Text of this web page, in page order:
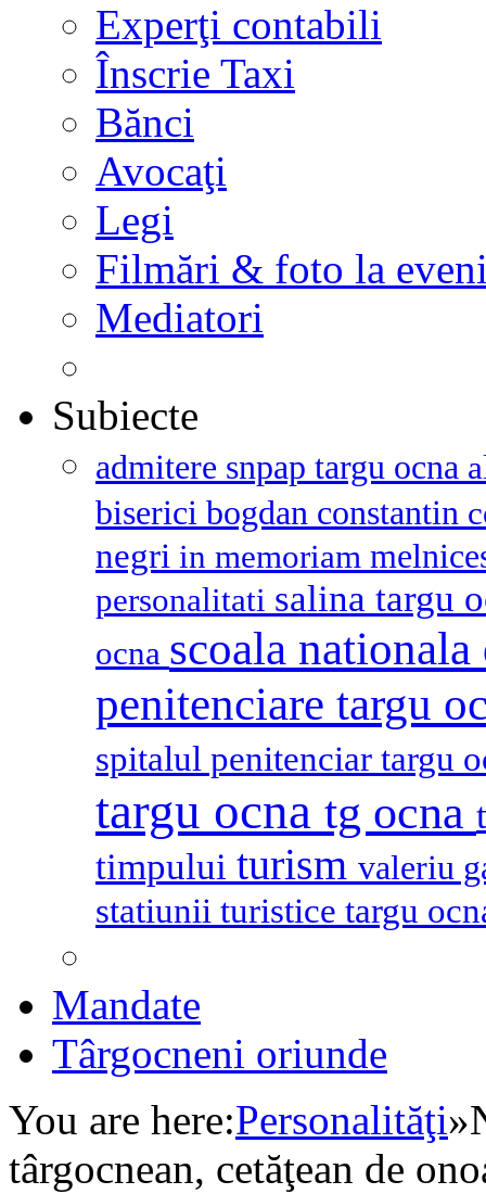
Experţi contabili
Înscrie Taxi
Bănci
Avocaţi
Legi
Filmări & foto la
Mediatori
Subiecte
admitere snpap targu ocna
biserici bogdan constantin
negri in memoriam
personalitati salina targu
ocna scoala
penitenciare targu
spitalul penitenciar targu
targu ocna tg ocna
timpului turism valeriu
statiunii turistice targu
Mandate
Târgocneni oriunde
You are here:Personalităţi»
târgocnean, cetăţean de